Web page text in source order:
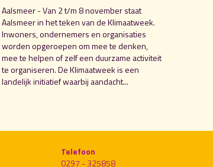
Aalsmeer - Van 2 t/m 8 november staat
Aalsmeer in het teken van de Klimaatweek.
Inwoners, ondernemers en organisaties
worden opgeroepen om mee te denken,
mee te helpen of zelf een duurzame activiteit
te organiseren. De Klimaatweek is een
landelijk initiatief waarbij aandacht...
Telefoon
0297 - 325858